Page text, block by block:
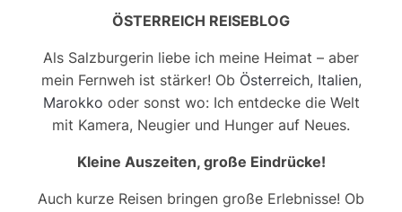
ÖSTERREICH REISEBLOG
Als Salzburgerin liebe ich meine Heimat – aber
mein Fernweh ist stärker! Ob Österreich, Italien,
Marokko oder sonst wo: Ich entdecke die Welt
mit Kamera, Neugier und Hunger auf Neues.
Kleine Auszeiten, große Eindrücke!
Auch kurze Reisen bringen große Erlebnisse! Ob